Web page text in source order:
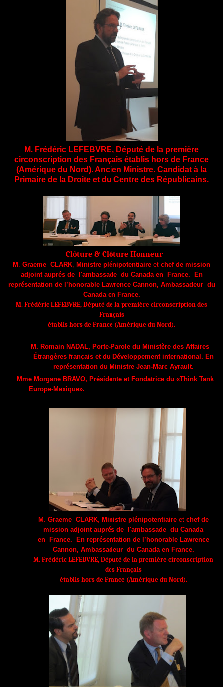
M. Frédéric LEFEBVRE, Député de la première
circonscription des Français établis hors de France
(Amérique du Nord). Ancien Ministre. Candidat à la
Primaire de la Droite et du Centre des Républicains.
Clôture & Clôture Honneur
M Graeme CLARK Ministre plénipotentiaire et chef de mission
adjointauprés de l'ambassade du Canada en France. En
représentation de l’honorable Lawrence Cannon, Ambassadeur du
Canada en France.
M. Frédéric LEFEBVRE, Député de la première circonscription des
Français
établis hors de France (Amérique du Nord).
M. Romain NADAL, Porte-Parole du Ministère des Affaires
Étrangères français et du Développement international. En
représentation du Ministre Jean-Marc Ayrault.
Mme Morgane BRAVO, Présidente et Fondatrice du «Think Tank
Europe-Mexique».
M Graeme CLARK, Ministre plénipotentiaireet chef de
mission adjointauprés de l'ambassade du Canada
en France. En représentation de l’honorable Lawrence
Cannon, Ambassadeur du Canada en France.
M. Frédéric LEFEBVRE, Député de la première circonscription
des Français
établis hors de France (Amérique du Nord).